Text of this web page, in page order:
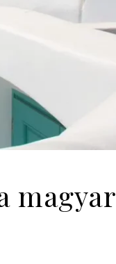
magyar